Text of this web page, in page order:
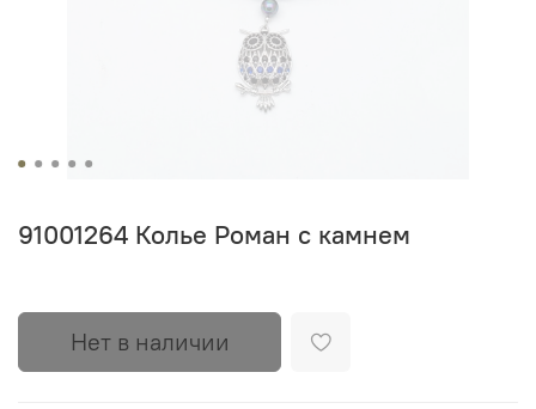
91001264 Колье Роман с камнем
Нет в наличии